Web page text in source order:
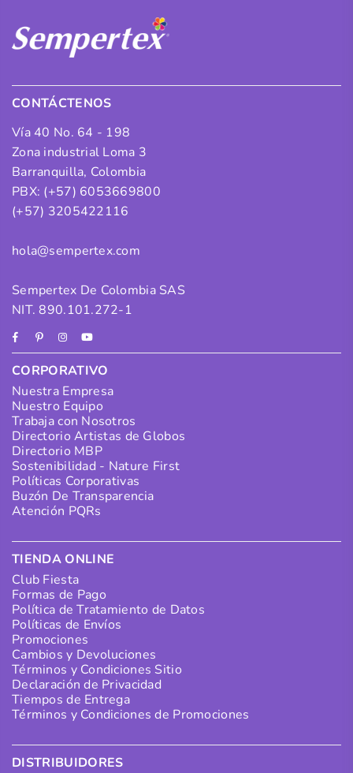
CONTÁCTENOS
Vía 40 No. 64 - 198
Zona industrial Loma 3
Barranquilla, Colombia
PBX: (+57) 6053669800
(+57) 3205422116
hola@sempertex.com
Sempertex De Colombia SAS
NIT. 890.101.272-1
FacebookPinterestInstagram
YouTube
CORPORATIVO
Nuestra Empresa
Nuestro Equipo
Trabaja con Nosotros
Directorio Artistas de Globos
Directorio MBP
Sostenibilidad - Nature First
Políticas Corporativas
Buzón De Transparencia
Atención PQRs
TIENDA ONLINE
Club Fiesta
Formas de Pago
Política de Tratamiento de Datos
Políticas de Envíos
Promociones
Cambios y Devoluciones
Términos y Condiciones Sitio
Declaración de Privacidad
Tiempos de Entrega
Términos y Condiciones de Promociones
DISTRIBUIDORES